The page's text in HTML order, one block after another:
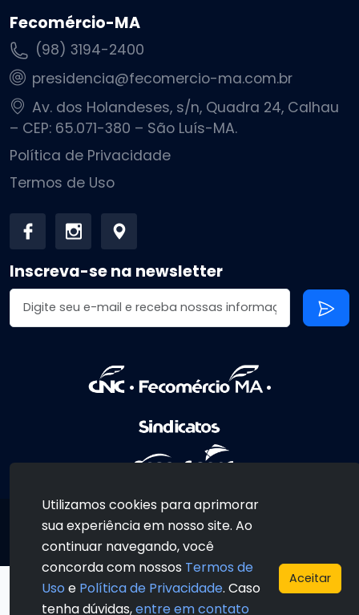
Fecomércio-MA
(98) 3194-2400
presidencia@fecomercio-ma.com.br
Av. dos Holandeses, s/n, Quadra 24, Calhau
– CEP: 65.071-380 – São Luís-MA.
Política de Privacidade
Termos de Uso
Inscreva-se na newsletter
Endereço de email
• •
• •
Copyright © 2026 Fecomércio-MA
Desenvolvido porCodions Tecnologia
Utilizamos cookies para aprimorar
sua experiência em nosso site. Ao
continuar navegando, você
concorda com nossos Termos de
Uso e Política de Privacidade. Caso
tenha dúvidas,entre em contato
Aceitar